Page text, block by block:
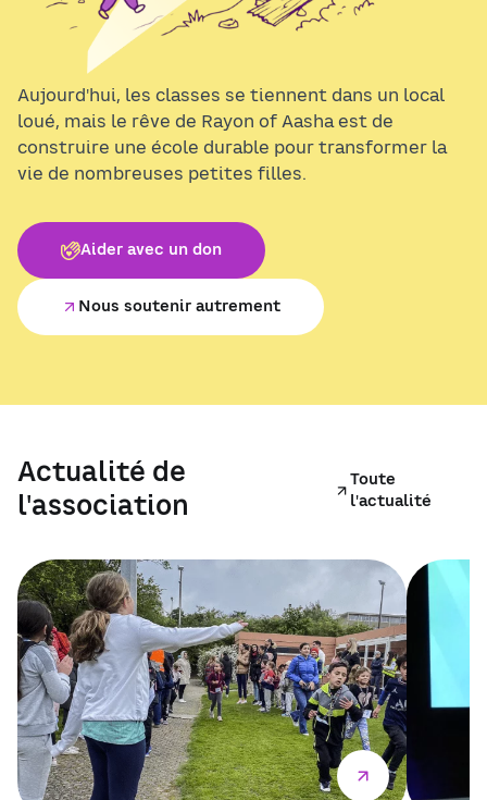
Aujourd'hui, les classes se tiennent dans un local
loué, mais le rêve de Rayon of Aasha est de
construire une école durable pour transformer la
vie de nombreuses petites filles.
Aider avec un don
Nous soutenir autrement
Actualité de
l'association
Toute
l'actualité